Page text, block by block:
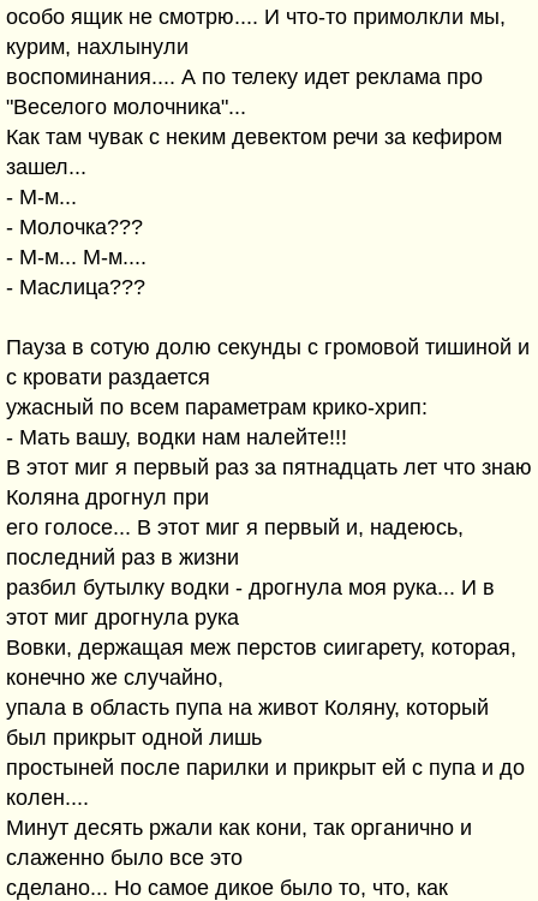
особо ящик не смотрю.... И что-то примолкли мы,
курим, нахлынули
воспоминания.... А по телеку идет реклама про
"Веселого молочника"...
Как там чувак с неким девектом речи за кефиром
зашел...
- М-м...
- Молочка???
- М-м... М-м....
- Маслица???
Пауза в сотую долю секунды с громовой тишиной и
с кровати раздается
ужасный по всем параметрам крико-хрип:
- Мать вашу, водки нам налейте!!!
В этот миг я первый раз за пятнадцать лет что знаю
Коляна дрогнул при
его голосе... В этот миг я первый и, надеюсь,
последний раз в жизни
разбил бутылку водки - дрогнула моя рука... И в
этот миг дрогнула рука
Вовки, держащая меж перстов сиигарету, которая,
конечно же случайно,
упала в область пупа на живот Коляну, который
был прикрыт одной лишь
простыней после парилки и прикрыт ей с пупа и до
колен....
Минут десять ржали как кони, так органично и
слаженно было все это
сделано... Но самое дикое было то, что, как